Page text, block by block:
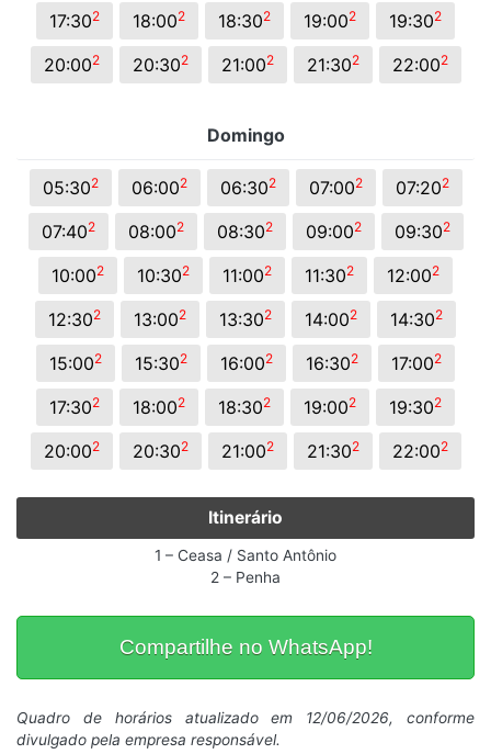
17:302 18:002 18:302 19:002 19:302
20:002 20:302 21:002 21:302 22:002
Domingo
05:302 06:002 06:302 07:002 07:202
07:402 08:002 08:302 09:002 09:302
10:002 10:302 11:002 11:302 12:002
12:302 13:002 13:302 14:002 14:302
15:002 15:302 16:002 16:302 17:002
17:302 18:002 18:302 19:002 19:302
20:002 20:302 21:002 21:302 22:002
Itinerário
1 – Ceasa / Santo Antônio
2 – Penha
Compartilhe no WhatsApp!
Quadro de horários atualizado em 12/06/2026, conforme
divulgado pela empresa responsável.